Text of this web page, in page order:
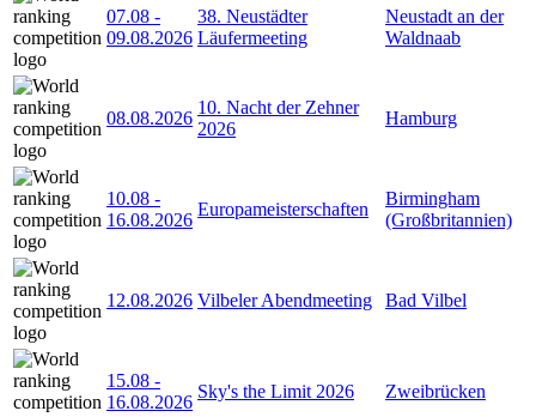
07.08 -
09.08.2026
38. Neustädter
Läufermeeting
Neustadt an der
Waldnaab
08.08.2026
10. Nacht der Zehner
2026
Hamburg
10.08 -
16.08.2026
Europameisterschaften
Birmingham
(Großbritannien)
12.08.2026 Vilbeler Abendmeeting Bad Vilbel
15.08 -
16.08.2026
Sky's the Limit 2026 Zweibrücken